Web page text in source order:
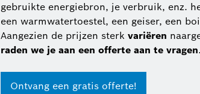
gebruikte energiebron, je verbruik, enz.
een warmwatertoestel, een geiser, een
Aangezien de prijzen sterk variëren
raden we je aan een offerte aan te vragen.
Ontvang een gratis offerte!